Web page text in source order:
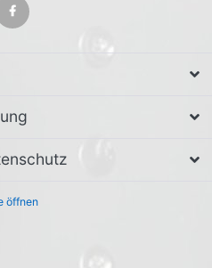
öffnen